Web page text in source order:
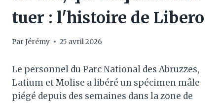
tuer : l'histoire de Libero
Par Jérémy 25 avril 2026
Le personnel du Parc National des Abruzzes,
Latium et Molise a libéré un spécimen mâle
piégé depuis des semaines dans la zone de